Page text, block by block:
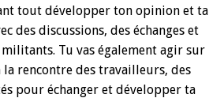
tout développer ton opinion et ta
des discussions, des échanges et
militants. Tu vas également agir sur
rencontre des travailleurs, des
pour échanger et développer ta